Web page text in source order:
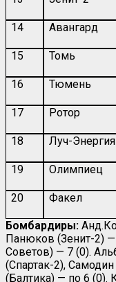
14 Авангард
15 Томь
16 Тюмень
17 Ротор
18 Луч-Энергия
19 Олимпиец
20 Факел
Бомбардиры:
Панюков (Зенит-2)
Советов) — 7 (0).
(Спартак-2),
(Балтика) — по 6